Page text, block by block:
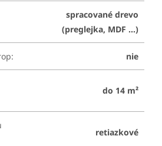
spracované drevo
(preglejka, MDF ...)
: nie
do 14 m²
retiazkové